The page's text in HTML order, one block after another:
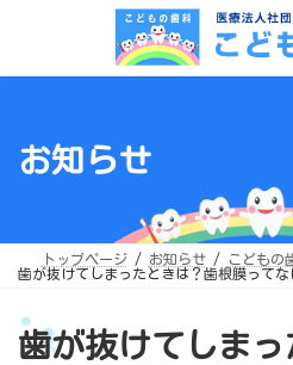
ツ
シ
お知らせ
トップページ お知らせ
こどもの
歯が抜けてしまったときは？歯根膜ってな
歯が抜けてしま